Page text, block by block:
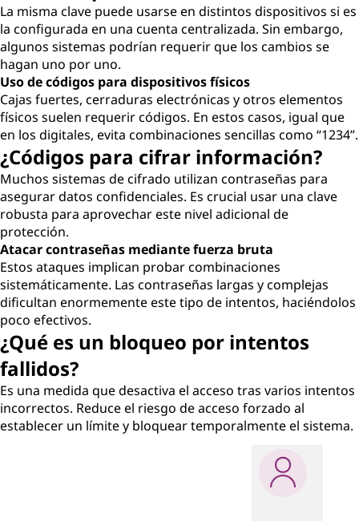
La misma clave puede usarse en distintos dispositivos si es
la configurada en una cuenta centralizada. Sin embargo,
algunos sistemas podrían requerir que los cambios se
hagan uno por uno.
Uso de códigos para dispositivos físicos
Cajas fuertes, cerraduras electrónicas y otros elementos
físicos suelen requerir códigos. En estos casos, igual que
en los digitales, evita combinaciones sencillas como “1234”.
¿Códigos para cifrar información?
Muchos sistemas de cifrado utilizan contraseñas para
asegurar datos confidenciales. Es crucial usar una clave
robusta para aprovechar este nivel adicional de
protección.
Atacar contraseñas mediante fuerza bruta
Estos ataques implican probar combinaciones
sistemáticamente. Las contraseñas largas y complejas
dificultan enormemente este tipo de intentos, haciéndolos
poco efectivos.
¿Qué es un bloqueo por intentos
fallidos?
Es una medida que desactiva el acceso tras varios intentos
incorrectos. Reduce el riesgo de acceso forzado al
establecer un límite y bloquear temporalmente el sistema.